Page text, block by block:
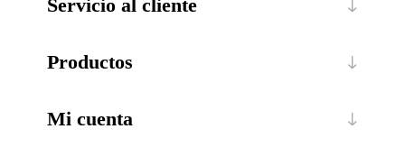
Servicio al cliente
Productos
Mi cuenta